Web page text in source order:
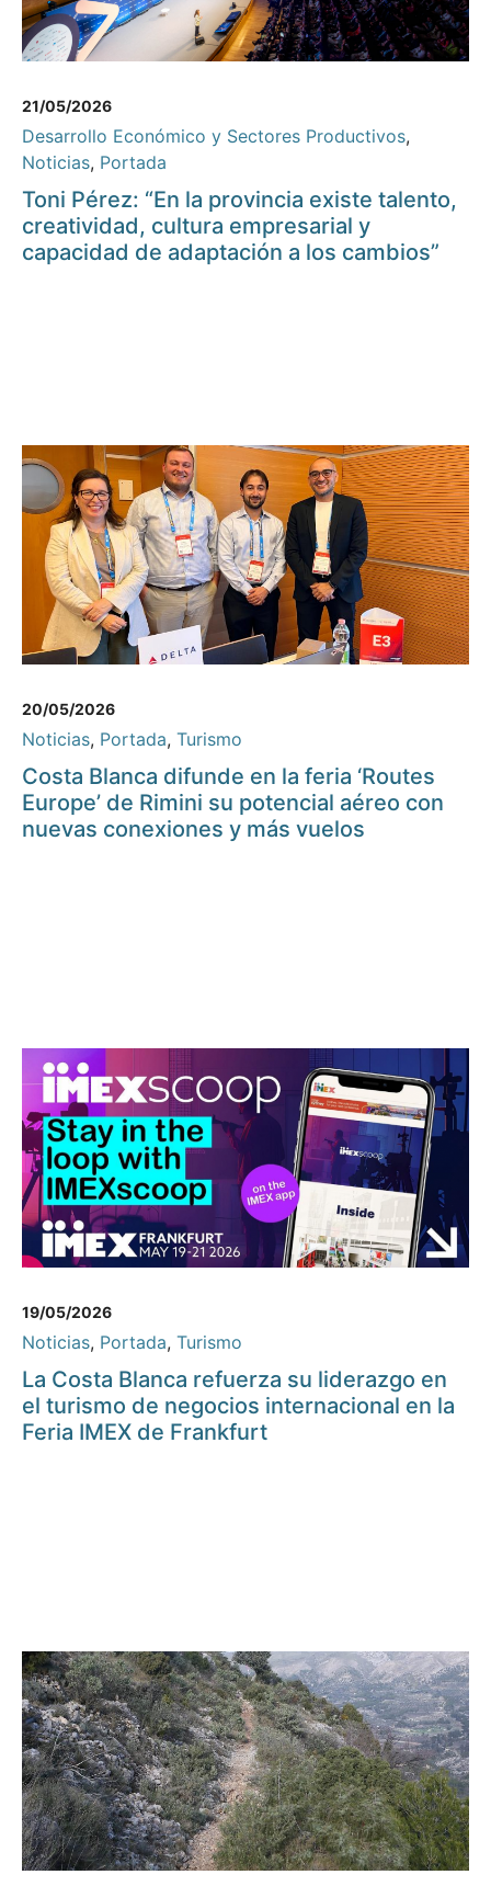
21/05/2026
Desarrollo Económico y Sectores Productivos,
Noticias, Portada
Toni Pérez: “En la provincia existe talento,
creatividad, cultura empresarial y
capacidad de adaptación a los cambios”
20/05/2026
Noticias, Portada, Turismo
Costa Blanca difunde en la feria ‘Routes
Europe’ de Rimini su potencial aéreo con
nuevas conexiones y más vuelos
19/05/2026
Noticias, Portada, Turismo
La Costa Blanca refuerza su liderazgo en
el turismo de negocios internacional en la
Feria IMEX de Frankfurt